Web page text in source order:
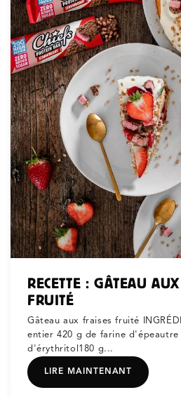
RECETTE : GÂTEAU
FRUITÉ
Gâteau aux fraises fruité
entier 420 g de farine
d'érythritol180 g...
LIRE MAINTENANT